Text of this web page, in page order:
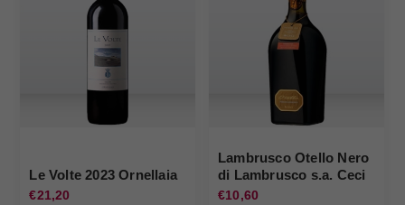
Le Volte 2023 Ornellaia
€21,20
Lambrusco Otello Nero
di Lambrusco s.a. Ceci
€10,60